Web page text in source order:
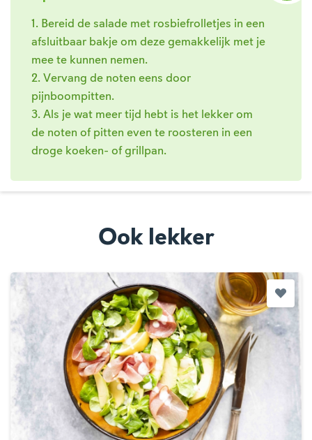
1. Bereid de salade met rosbiefrolletjes in een
afsluitbaar bakje om deze gemakkelijk met je
mee te kunnen nemen.
2. Vervang de noten eens door
pijnboompitten.
3. Als je wat meer tijd hebt is het lekker om
de noten of pitten even te roosteren in een
droge koeken- of grillpan.
Ook lekker